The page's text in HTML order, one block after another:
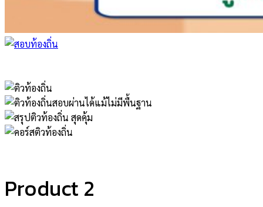
Product 2